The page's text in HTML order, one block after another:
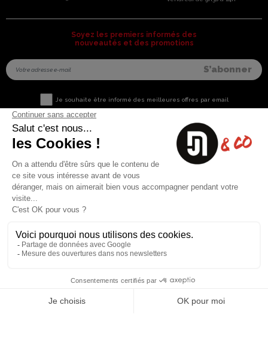
Soyez les premiers informés des
nouveautés et des promotions
Je souhaite être informé des meilleures offres par email
Nous contacter
8 rue du capitaine Jean Croisa
13009 Marseille
+33 (0)4 91 07 41 16
Informations utiles
Paiement sécurisé
Nos produits
Ventes Flash
Nouveaux Produits
Fiches de sécurité
A propos
Conditions générales (CGV)